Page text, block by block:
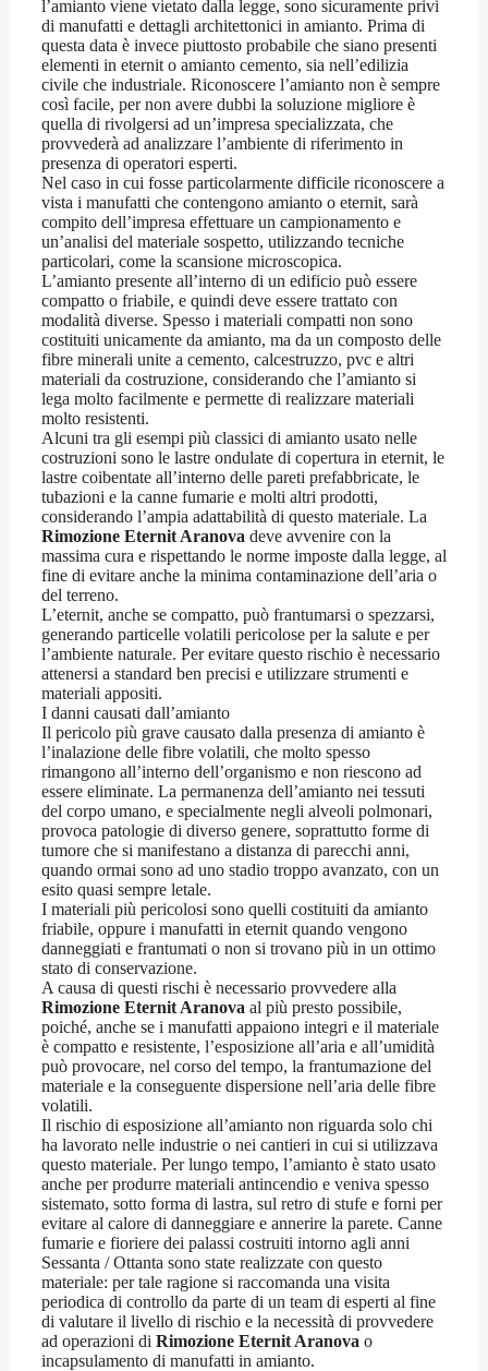
l’amianto viene vietato dalla legge, sono sicuramente privi
di manufatti e dettagli architettonici in amianto. Prima di
questa data è invece piuttosto probabile che siano presenti
elementi in eternit o amianto cemento, sia nell’edilizia
civile che industriale. Riconoscere l’amianto non è sempre
così facile, per non avere dubbi la soluzione migliore è
quella di rivolgersi ad un’impresa specializzata, che
provvederà ad analizzare l’ambiente di riferimento in
presenza di operatori esperti.
Nel caso in cui fosse particolarmente difficile riconoscere a
vista i manufatti che contengono amianto o eternit, sarà
compito dell’impresa effettuare un campionamento e
un’analisi del materiale sospetto, utilizzando tecniche
particolari, come la scansione microscopica.
L’amianto presente all’interno di un edificio può essere
compatto o friabile, e quindi deve essere trattato con
modalità diverse. Spesso i materiali compatti non sono
costituiti unicamente da amianto, ma da un composto delle
fibre minerali unite a cemento, calcestruzzo, pvc e altri
materiali da costruzione, considerando che l’amianto si
lega molto facilmente e permette di realizzare materiali
molto resistenti.
Alcuni tra gli esempi più classici di amianto usato nelle
costruzioni sono le lastre ondulate di copertura in eternit, le
lastre coibentate all’interno delle pareti prefabbricate, le
tubazioni e la canne fumarie e molti altri prodotti,
considerando l’ampia adattabilità di questo materiale. La
Rimozione Eternit Aranova deve avvenire con la
massima cura e rispettando le norme imposte dalla legge, al
fine di evitare anche la minima contaminazione dell’aria o
del terreno.
L’eternit, anche se compatto, può frantumarsi o spezzarsi,
generando particelle volatili pericolose per la salute e per
l’ambiente naturale. Per evitare questo rischio è necessario
attenersi a standard ben precisi e utilizzare strumenti e
materiali appositi.
I danni causati dall’amianto
Il pericolo più grave causato dalla presenza di amianto è
l’inalazione delle fibre volatili, che molto spesso
rimangono all’interno dell’organismo e non riescono ad
essere eliminate. La permanenza dell’amianto nei tessuti
del corpo umano, e specialmente negli alveoli polmonari,
provoca patologie di diverso genere, soprattutto forme di
tumore che si manifestano a distanza di parecchi anni,
quando ormai sono ad uno stadio troppo avanzato, con un
esito quasi sempre letale.
I materiali più pericolosi sono quelli costituiti da amianto
friabile, oppure i manufatti in eternit quando vengono
danneggiati e frantumati o non si trovano più in un ottimo
stato di conservazione.
A causa di questi rischi è necessario provvedere alla
Rimozione Eternit Aranova al più presto possibile,
poiché, anche se i manufatti appaiono integri e il materiale
è compatto e resistente, l’esposizione all’aria e all’umidità
può provocare, nel corso del tempo, la frantumazione del
materiale e la conseguente dispersione nell’aria delle fibre
volatili.
Il rischio di esposizione all’amianto non riguarda solo chi
ha lavorato nelle industrie o nei cantieri in cui si utilizzava
questo materiale. Per lungo tempo, l’amianto è stato usato
anche per produrre materiali antincendio e veniva spesso
sistemato, sotto forma di lastra, sul retro di stufe e forni per
evitare al calore di danneggiare e annerire la parete. Canne
fumarie e fioriere dei palassi costruiti intorno agli anni
Sessanta / Ottanta sono state realizzate con questo
materiale: per tale ragione si raccomanda una visita
periodica di controllo da parte di un team di esperti al fine
di valutare il livello di rischio e la necessità di provvedere
ad operazioni di Rimozione Eternit Aranova o
incapsulamento di manufatti in amianto.